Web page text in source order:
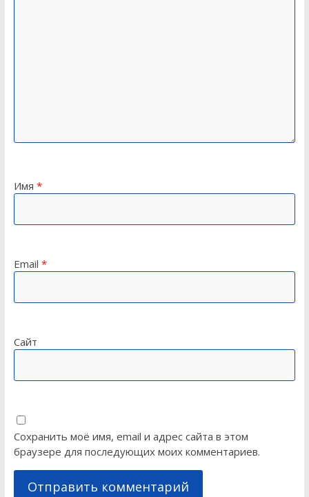
Имя *
Email *
Сайт
Сохранить моё имя, email и адрес сайта в этом
браузере для последующих моих комментариев.